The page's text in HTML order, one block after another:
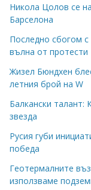
Никола Цолов се
Барселона
Последно сбогом
вълна от протести
Жизел Бюндхен
летния брой на W
Балкански
звезда
Русия губи
победа
Геотермалните
използваме